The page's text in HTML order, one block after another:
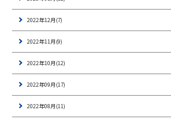
2022年12月(7)
2022年11月(9)
2022年10月(12)
2022年09月(17)
2022年08月(11)